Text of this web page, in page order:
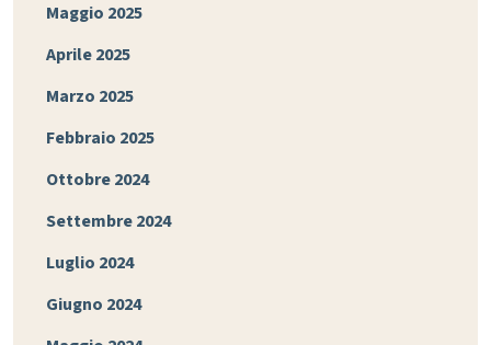
Maggio 2025
Aprile 2025
Marzo 2025
Febbraio 2025
Ottobre 2024
Settembre 2024
Luglio 2024
Giugno 2024